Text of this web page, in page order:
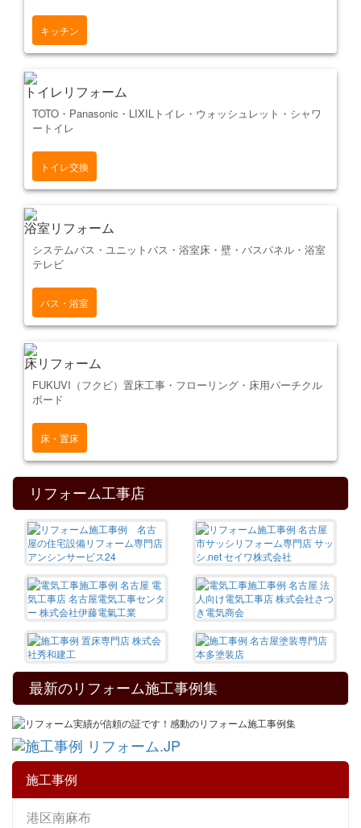
キッチン
トイレリフォーム
TOTO・Panasonic・LIXILトイレ・ウォッシュレット・シャワ
ートイレ
トイレ交換
浴室リフォーム
システムバス・ユニットバス・浴室床・壁・バスパネル・浴室
テレビ
バス・浴室
床リフォーム
FUKUVI（フクビ）置床工事・フローリング・床用パーチクル
ボード
床・置床
リフォーム工事店
最新のリフォーム施工事例集
施工事例
港区南麻布